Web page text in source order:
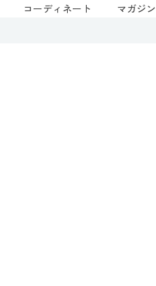
コーディネート マガジン